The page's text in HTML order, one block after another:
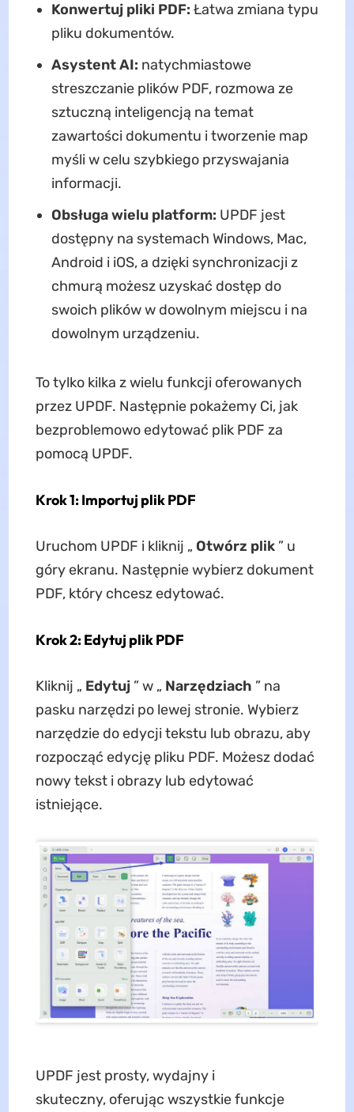
Konwertuj pliki PDF: Łatwa zmiana typu
pliku dokumentów.
Asystent AI: natychmiastowe
streszczanie plików PDF, rozmowa ze
sztuczną inteligencją na temat
zawartości dokumentu i tworzenie map
myśli w celu szybkiego przyswajania
informacji.
Obsługa wielu platform: UPDF jest
dostępny na systemach Windows, Mac,
Android i iOS, a dzięki synchronizacji z
chmurą możesz uzyskać dostęp do
swoich plików w dowolnym miejscu i na
dowolnym urządzeniu.
To tylko kilka z wielu funkcji oferowanych
przez UPDF. Następnie pokażemy Ci, jak
bezproblemowo edytować plik PDF za
pomocą UPDF.
Krok 1: Importuj plik PDF
Uruchom UPDF i kliknij „ Otwórz plik” u
góry ekranu. Następnie wybierz dokument
PDF, który chcesz edytować.
Krok 2: Edytuj plik PDF
Kliknij „ Edytuj” w „ Narzędziach ” na
pasku narzędzi po lewej stronie. Wybierz
narzędzie do edycji tekstu lub obrazu, aby
rozpocząć edycję pliku PDF. Możesz dodać
nowy tekst i obrazy lub edytować
istniejące.
UPDF jest prosty, wydajny i
skuteczny, oferując wszystkie funkcje